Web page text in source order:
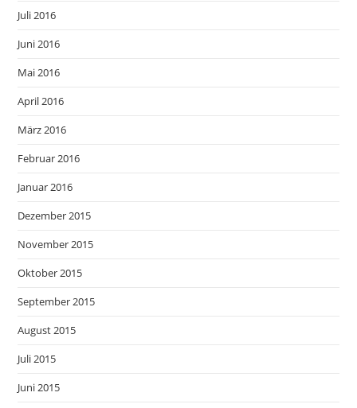
Juli 2016
Juni 2016
Mai 2016
April 2016
März 2016
Februar 2016
Januar 2016
Dezember 2015
November 2015
Oktober 2015
September 2015
August 2015
Juli 2015
Juni 2015